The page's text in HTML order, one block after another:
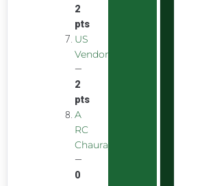
2
pts
US
Vendomoise
—
2
pts
A
RC
Chauray
—
0